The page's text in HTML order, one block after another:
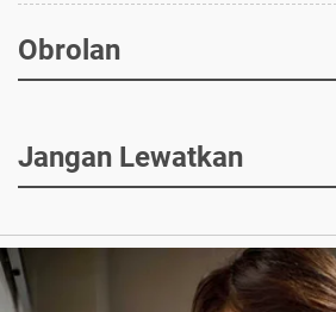
Obrolan
Jangan Lewatkan